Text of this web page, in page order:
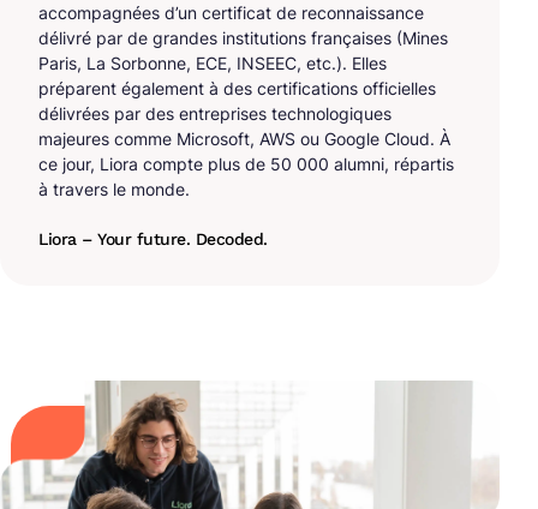
accompagnées d’un certificat de reconnaissance
délivré par de grandes institutions françaises (Mines
Paris, La Sorbonne, ECE, INSEEC, etc.). Elles
préparent également à des certifications officielles
délivrées par des entreprises technologiques
majeures comme Microsoft, AWS ou Google Cloud. À
ce jour, Liora compte plus de 50 000 alumni, répartis
à travers le monde.
Liora – Your future. Decoded.